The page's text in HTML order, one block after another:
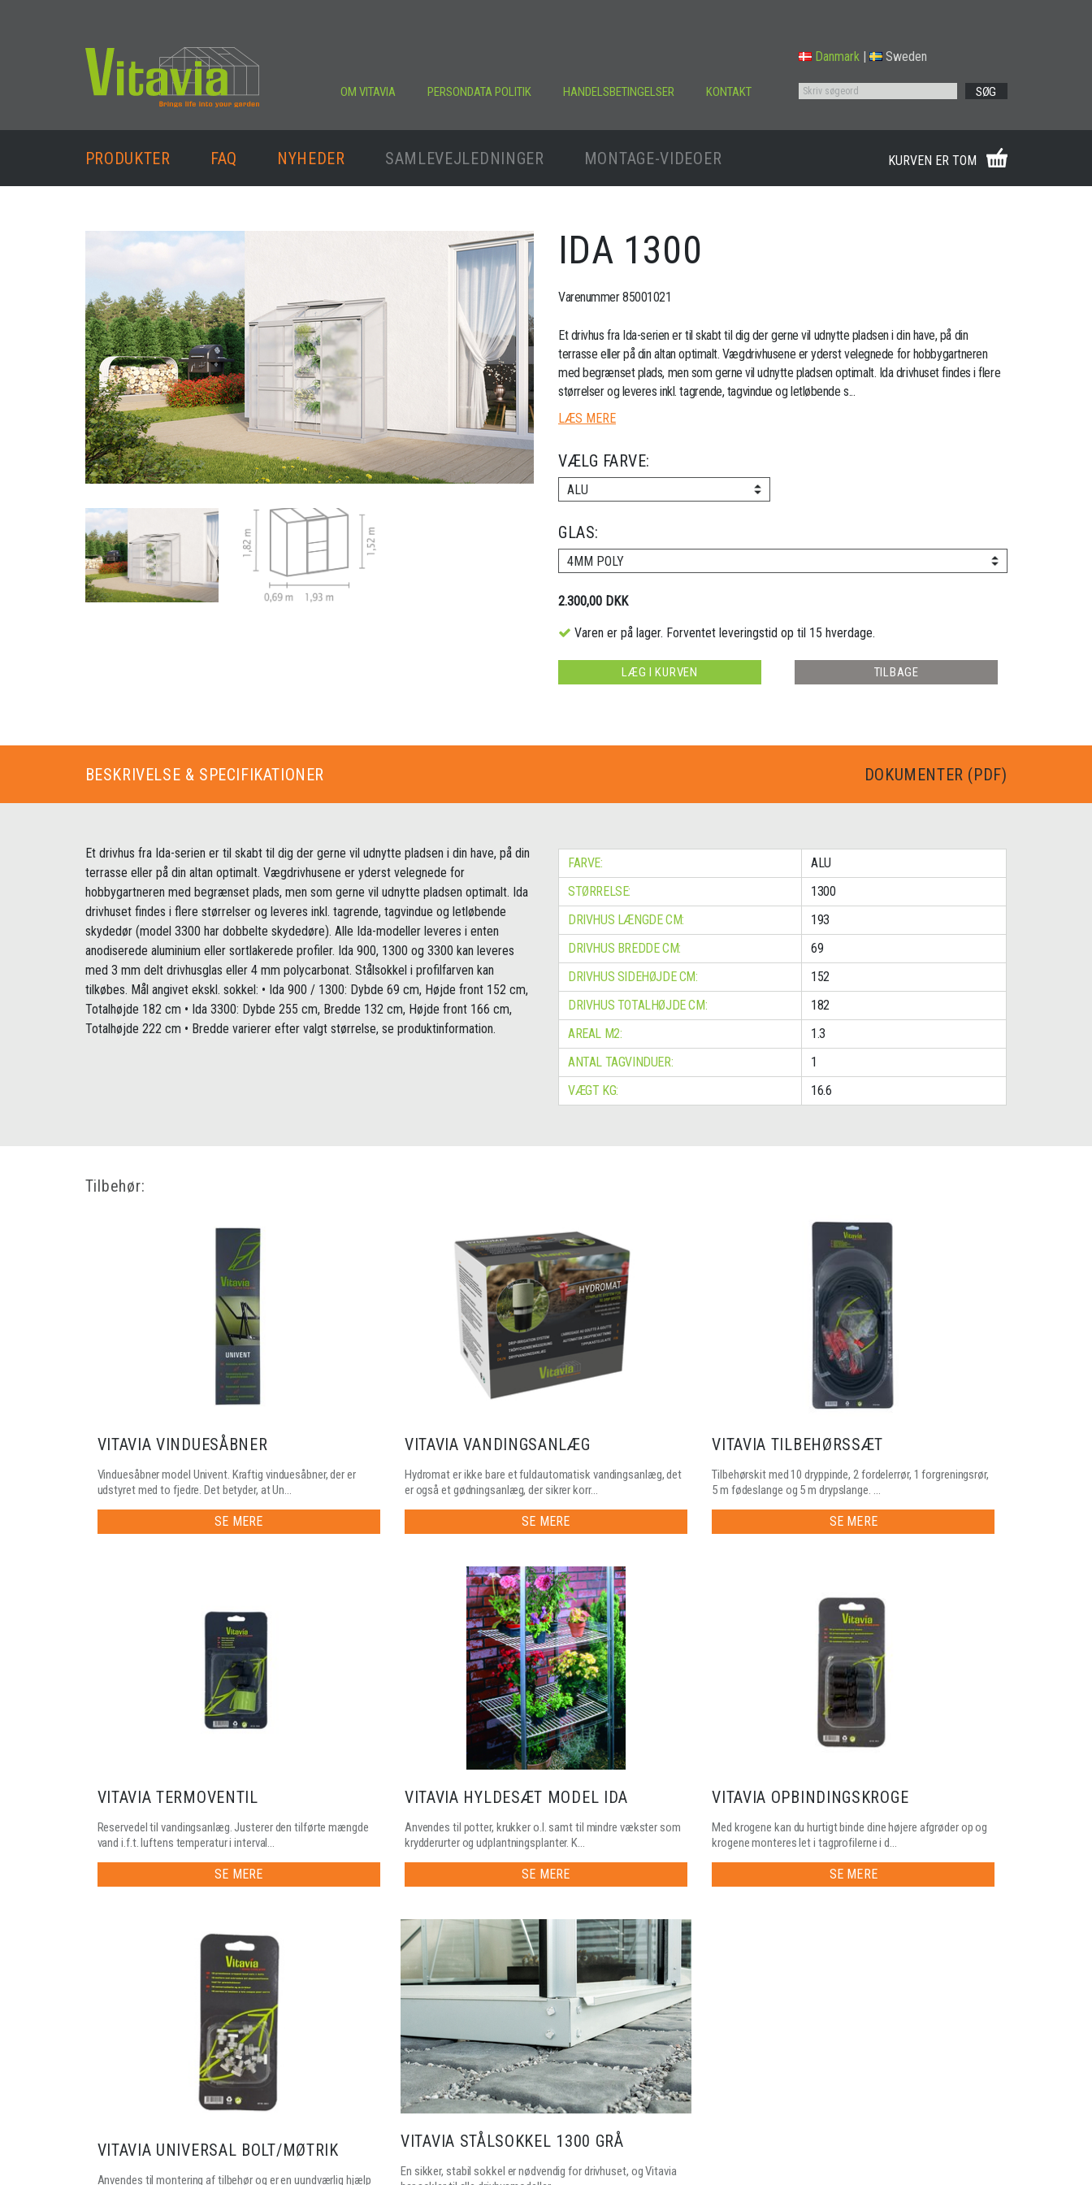
OM VITAVIA PERSONDATA POLITIK HANDELSBETINGELSER KONTAKT
Danmark | Sweden
SØG
PRODUKTER FAQ NYHEDER SAMLEVEJLEDNINGER MONTAGE-VIDEOER KURVEN ER TOM
IDA 1300
Varenummer 85001021
Et drivhus fra Ida-serien er til skabt til dig der gerne vil udnytte pladsen i din have, på din
terrasse eller på din altan optimalt. Vægdrivhusene er yderst velegnede for hobbygartneren
med begrænset plads, men som gerne vil udnytte pladsen optimalt. Ida drivhuset findes i flere
størrelser og leveres inkl. tagrende, tagvindue og letløbende s...
LÆS MERE
VÆLG FARVE:
ALU
GLAS:
4MM POLY
2.300,00 DKK
Varen er på lager. Forventet leveringstid op til 15 hverdage.
LÆG I KURVEN TILBAGE
BESKRIVELSE & SPECIFIKATIONER DOKUMENTER (PDF)
Et drivhus fra Ida-serien er til skabt til dig der gerne vil udnytte pladsen i din have, på din
terrasse eller på din altan optimalt. Vægdrivhusene er yderst velegnede for
hobbygartneren med begrænset plads, men som gerne vil udnytte pladsen optimalt. Ida
drivhuset findes i flere størrelser og leveres inkl. tagrende, tagvindue og letløbende
skydedør (model 3300 har dobbelte skydedøre). Alle Ida-modeller leveres i enten
anodiserede aluminium eller sortlakerede profiler. Ida 900, 1300 og 3300 kan leveres
med 3 mm delt drivhusglas eller 4 mm polycarbonat. Stålsokkel i profilfarven kan
tilkøbes. Mål angivet ekskl. sokkel: • Ida 900 / 1300: Dybde 69 cm, Højde front 152 cm,
Totalhøjde 182 cm • Ida 3300: Dybde 255 cm, Bredde 132 cm, Højde front 166 cm,
Totalhøjde 222 cm • Bredde varierer efter valgt størrelse, se produktinformation.
FARVE:
ALU
STØRRELSE:
1300
DRIVHUS LÆNGDE CM:
193
DRIVHUS BREDDE CM:
69
DRIVHUS SIDEHØJDE CM:
152
DRIVHUS TOTALHØJDE CM:
182
AREAL M2:
1.3
ANTAL TAGVINDUER:
1
VÆGT KG:
16.6
Tilbehør:
VITAVIA VINDUESÅBNER
Vinduesåbner model Univent. Kraftig vinduesåbner, der er
udstyret med to fjedre. Det betyder, at Un...
SE MERE
VITAVIA VANDINGSANLÆG
Hydromat er ikke bare et fuldautomatisk vandingsanlæg, det
er også et gødningsanlæg, der sikrer korr...
SE MERE
VITAVIA TILBEHØRSSÆT
Tilbehørskit med 10 dryppinde, 2 fordelerrør, 1 forgreningsrør,
5 m fødeslange og 5 m drypslange. ...
SE MERE
VITAVIA TERMOVENTIL
Reservedel til vandingsanlæg. Justerer den tilførte mængde
vand i.f.t. luftens temperatur i interval...
SE MERE
VITAVIA HYLDESÆT MODEL IDA
Anvendes til potter, krukker o.l. samt til mindre vækster som
krydderurter og udplantningsplanter. K...
SE MERE
VITAVIA OPBINDINGSKROGE
Med krogene kan du hurtigt binde dine højere afgrøder op og
krogene monteres let i tagprofilerne i d...
SE MERE
VITAVIA UNIVERSAL BOLT/MØTRIK
Anvendes til montering af tilbehør og er en uundværlig hjælp
VITAVIA STÅLSOKKEL 1300 GRÅ
En sikker, stabil sokkel er nødvendig for drivhuset, og Vitavia